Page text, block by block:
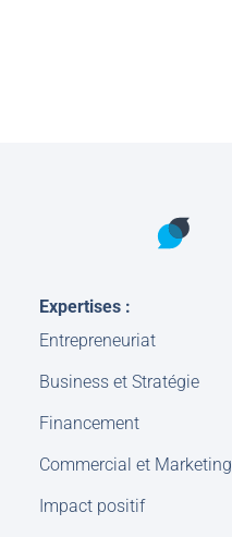
Expertises :
Entrepreneuriat
Business et Stratégie
Financement
Commercial et Marketing
Impact positif